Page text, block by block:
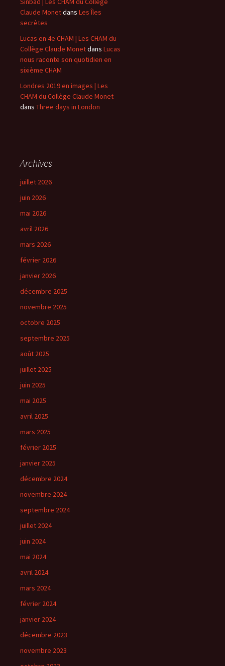
Claude Monetdans Les Îles
secrètes
Lucas en 4e CHAM | Les CHAM du
Collège Claude Monetdans Lucas
nous raconte son quotidien en
sixième CHAM
Londres 2019 en images | Les
CHAM du Collège Claude Monet
dans Three days in London
Archives
juillet 2026
juin 2026
mai 2026
avril 2026
mars 2026
février 2026
janvier 2026
décembre 2025
novembre 2025
octobre 2025
septembre 2025
août 2025
juillet 2025
juin 2025
mai 2025
avril 2025
mars 2025
février 2025
janvier 2025
décembre 2024
novembre 2024
septembre 2024
juillet 2024
juin 2024
mai 2024
avril 2024
mars 2024
février 2024
janvier 2024
décembre 2023
novembre 2023